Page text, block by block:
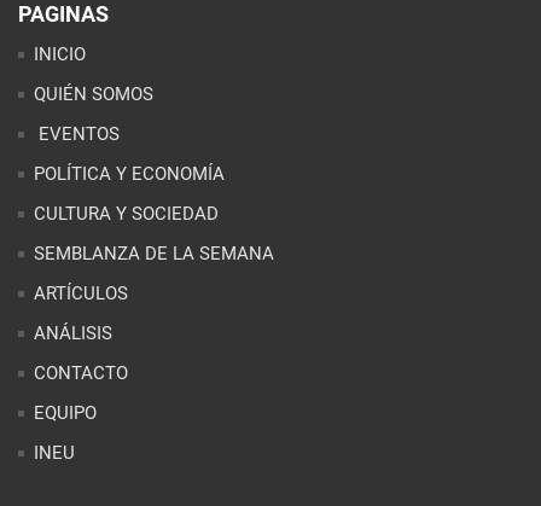
PAGINAS
INICIO
QUIÉN SOMOS
EVENTOS
POLÍTICA Y ECONOMÍA
CULTURA Y SOCIEDAD
SEMBLANZA DE LA SEMANA
ARTÍCULOS
ANÁLISIS
CONTACTO
EQUIPO
INEU